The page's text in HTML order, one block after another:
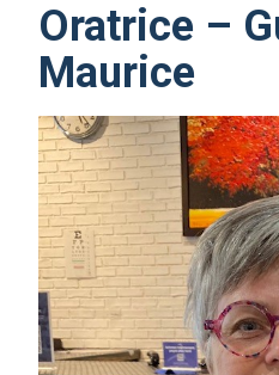
Oratrice –
Maurice